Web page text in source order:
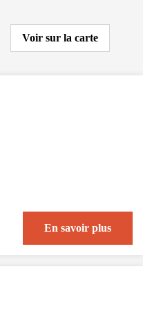
Voir sur la carte
En savoir plus